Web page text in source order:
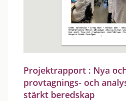
Projektrapport : Nya
provtagnings- och
stärkt beredskap